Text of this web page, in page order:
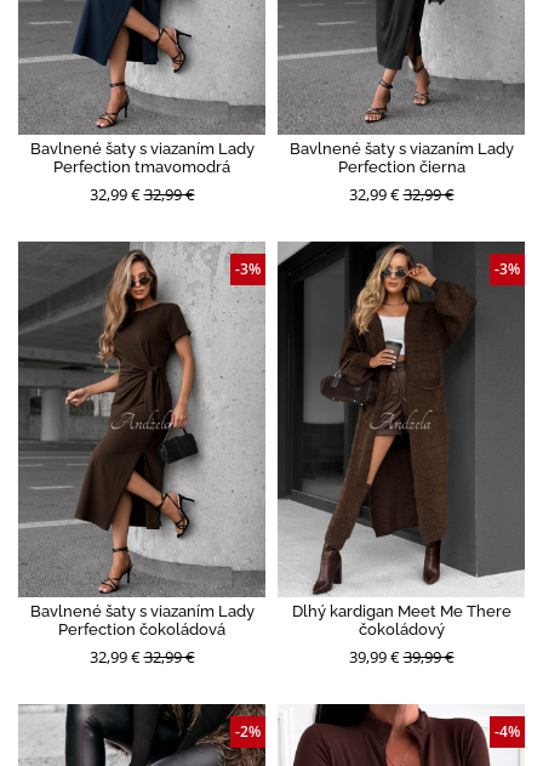
Bavlnené šaty s viazaním Lady
Perfection tmavomodrá
32,99 €32,99 €
Bavlnené šaty s viazaním Lady
Perfection čierna
32,99 €32,99 €
Bavlnené šaty s viazaním Lady
Perfection čokoládová
32,99 €32,99 €
-3%
Dlhý kardigan Meet Me There
čokoládový
39,99 €39,99 €
-3%
-2% -4%